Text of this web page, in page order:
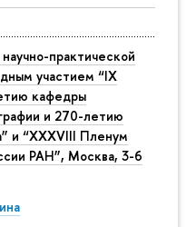
практической
участием “IX
кафедры
и 270-летию
и “XXXVIII Пленум
РАН”, Москва, 3-6